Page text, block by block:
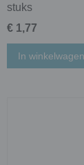
stuks
€ 1,77
In winkelwagen